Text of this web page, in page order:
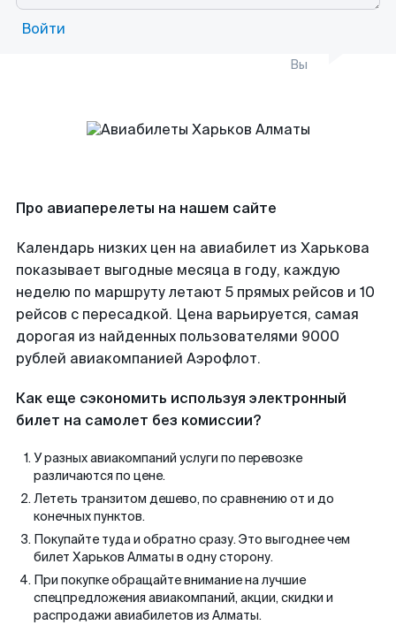
Войти
Вы
Про авиаперелеты на нашем сайте
Календарь низких цен на авиабилет из Харькова
показывает выгодные месяца в году, каждую
неделю по маршруту летают 5 прямых рейсов и 10
рейсов с пересадкой. Цена варьируется, самая
дорогая из найденных пользователями 9000
рублей авиакомпанией Аэрофлот.
Как еще сэкономить используя электронный
билет на самолет без комиссии?
У разных авиакомпаний услуги по перевозке
различаются по цене.
Лететь транзитом дешево, по сравнению от и до
конечных пунктов.
Покупайте туда и обратно сразу. Это выгоднее чем
билет Харьков Алматы в одну сторону.
При покупке обращайте внимание на лучшие
спецпредложения авиакомпаний, акции, скидки и
распродажи авиабилетов из Алматы.